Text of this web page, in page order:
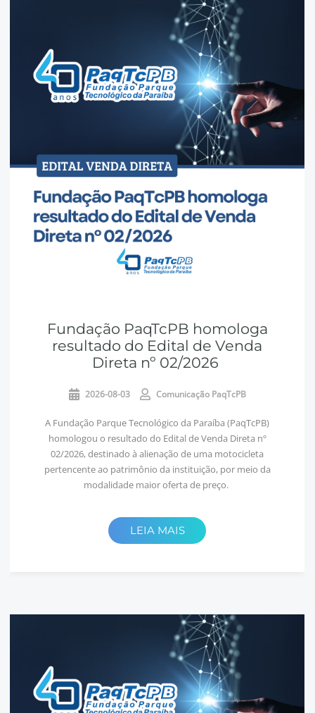
Fundação PaqTcPB homologa
resultado do Edital de Venda
Direta nº 02/2026
2026-08-03 Comunicação PaqTcPB
A Fundação Parque Tecnológico da Paraíba (PaqTcPB)
homologou o resultado do Edital de Venda Direta nº
02/2026, destinado à alienação de uma motocicleta
pertencente ao patrimônio da instituição, por meio da
modalidade maior oferta de preço.
LEIA MAIS